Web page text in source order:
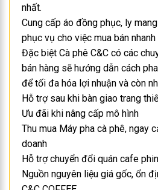
nhất.
Cung cấp áo đồng phục, ly
phục vụ cho việc mua bán
Đặc biệt Cà phê C&C có các
bán hàng sẽ hướng dẫn cách
để tối đa hóa lợi nhuận và còn
Hỗ trợ sau khi bàn giao trang
Ưu đãi khi nâng cấp mô hình
Thu mua Máy pha cà phê, ngay
doanh
Hỗ trợ chuyển đổi quán cafe
Nguồn nguyên liệu giá gốc, ổn